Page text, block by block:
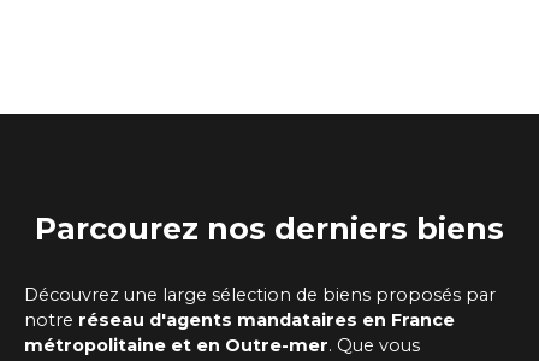
Parcourez nos derniers biens
Découvrez une large sélection de biens proposés par
notre réseau d'agents mandataires en France
métropolitaine et en Outre-mer. Que vous